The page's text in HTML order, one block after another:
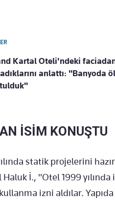
Kartal Oteli'ndeki
anlattı: "Banyoda
İSİM KONUŞTU
statik projelerini
İ., "Otel 1999 yılında
izni aldılar. Yapıda